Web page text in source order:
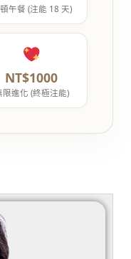
午餐 (注能 18 天)
NT$1000
限進化 (終極注能)